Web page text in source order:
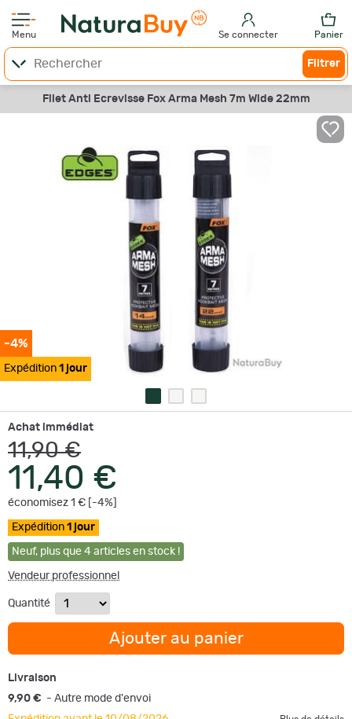
Menu Se connecter Panier
Filtrer
Filet Anti Ecrevisse Fox Arma Mesh 7m Wide 22mm
-4%
Expédition 1 jour
Achat immédiat
11,90 €
11,40 €
économisez 1 € [-4%]
Expédition 1 jour
Neuf, plus que 4 articles en stock !
Vendeur professionnel
Quantité
Ajouter au panier
Livraison
9,90 € - Autre mode d'envoi